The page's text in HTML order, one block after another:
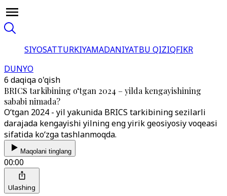
SIYOSATTURKIYAMADANIYATBU QIZIQFIKR
DUNYO
6 daqiqa o'qish
BRICS tarkibining o‘tgan 2024 – yilda kengayishining
sababi nimada?
O‘tgan 2024 - yil yakunida BRICS tarkibining sezilarli
darajada kengayishi yilning eng yirik geosiyosiy voqeasi
sifatida ko‘zga tashlanmoqda.
Maqolani tinglang
00:00
Ulashing